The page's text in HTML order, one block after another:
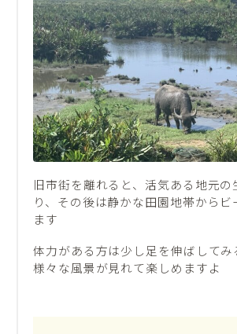
旧市街を離れると、活気ある地元
り、その後は静かな田園地帯から
ます
体力がある方は少し足を伸ばしてみ
様々な風景が見れて楽しめますよ